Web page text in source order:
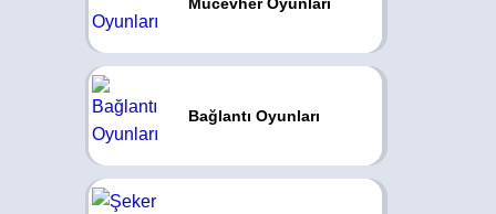
Bağlantı Oyunları